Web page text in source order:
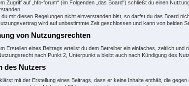
Zugriff auf „hfo-forum“ (im Folgenden „das Board“) schließt du einen
du mit diesen Regelungen nicht einverstanden bist, so darfst du das Board
wird auf unbestimmte Zeit geschlossen und kann von beiden
von Nutzungsrechten
Erstellen eines Beitrags erteilst du dem Betreiber ein einfaches, zeitlich
nach Punkt 2, Unterpunkt a bleibt auch nach Kündigung des
des Nutzers
mit der Erstellung eines Beitrags, dass er keine Inhalte enthält, die